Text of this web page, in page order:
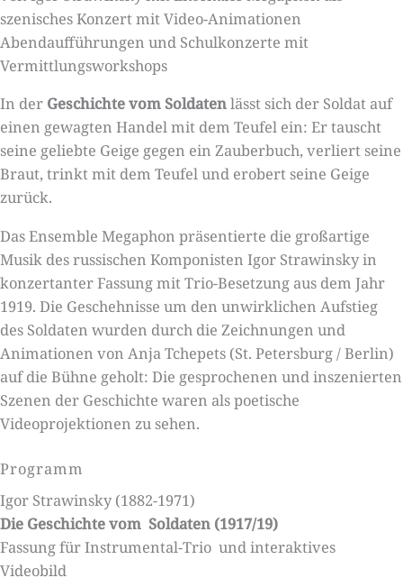
szenisches Konzert mit Video-Animationen
Abendaufführungen und Schulkonzerte mit
Vermittlungsworkshops
In der Geschichte vom Soldatenlässt sich der Soldat auf
einen gewagten Handel mit dem Teufel ein: Er tauscht
seine geliebte Geige gegen ein Zauberbuch, verliert seine
Braut, trinkt mit dem Teufel und erobert seine Geige
zurück.
Das Ensemble Megaphon präsentierte die großartige
Musik des russischen Komponisten Igor Strawinsky in
konzertanter Fassung mit Trio-Besetzung aus dem Jahr
1919. Die Geschehnisse um den unwirklichen Aufstieg
des Soldaten wurden durch die Zeichnungen und
Animationen von Anja Tchepets (St. Petersburg / Berlin)
auf die Bühne geholt: Die gesprochenen und inszenierten
Szenen der Geschichte waren als poetische
Videoprojektionen zu sehen.
Programm
Igor Strawinsky (1882-1971)
Die Geschichte vom Soldaten (1917/19)
Fassung für Instrumental-Trio und interaktives
Videobild